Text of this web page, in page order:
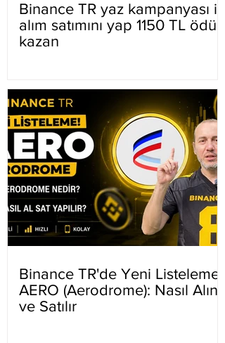
Binance TR yaz kampanyası ilk
alım satımını yap 1150 TL ödül
kazan
Binance TR'de Yeni Listeleme
AERO (Aerodrome): Nasıl Alınır
ve Satılır